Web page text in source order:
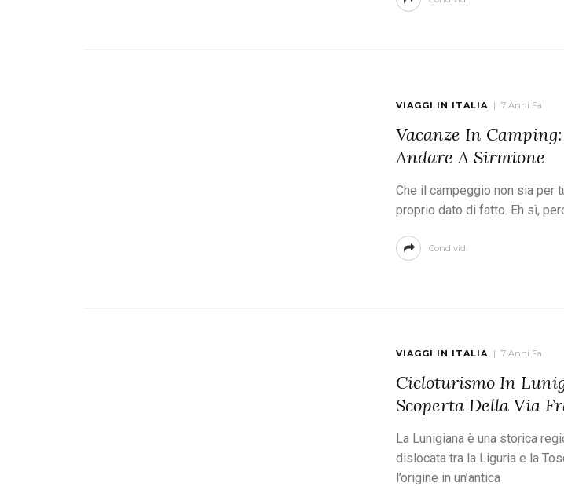
VIAGGI IN ITALIA 7 Anni Fa
Vacanze In
Andare A Sirmione
Che il campeggio non sia per
proprio dato di fatto. Eh sì,
Condividi
VIAGGI IN ITALIA 7 Anni Fa
Cicloturismo In
Scoperta Della Via
La Lunigiana è una storica
dislocata tra la Liguria e la
l’origine in un’antica